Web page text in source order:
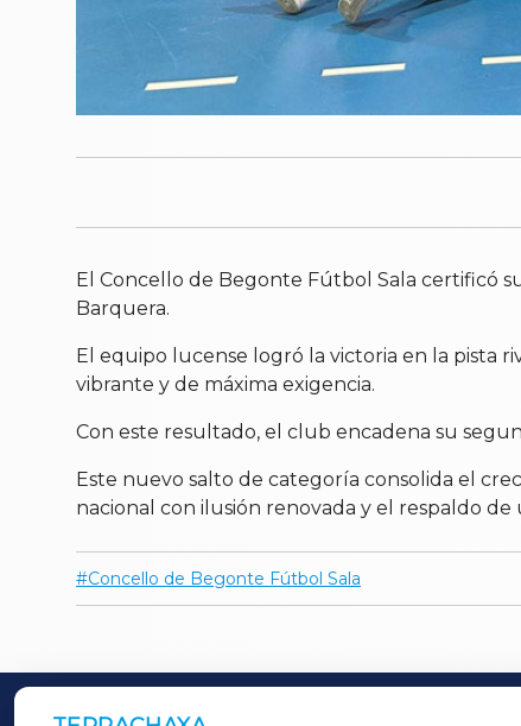
El Concello de Begonte Fútbol Sala certificó
Barquera.
El equipo lucense logró la victoria en la pista
vibrante y de máxima exigencia.
Con este resultado, el club encadena su
Este nuevo salto de categoría consolida el
nacional con ilusión renovada y el respaldo
Concello de Begonte Fútbol Sala